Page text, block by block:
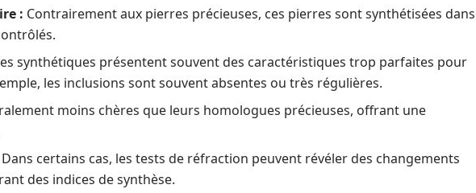
: Contrairement aux pierres précieuses, ces pierres sont synthétisées dans
synthétiques présentent souvent des caractéristiques trop parfaites pour
les inclusions sont souvent absentes ou très régulières.
moins chères que leurs homologues précieuses, offrant une
Dans certains cas, les tests de réfraction peuvent révéler des changements
des indices de synthèse.